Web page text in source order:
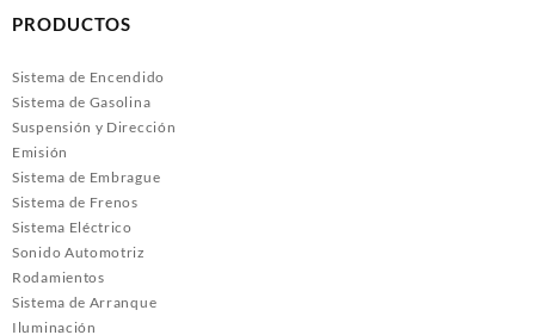
PRODUCTOS
Sistema de Encendido
Sistema de Gasolina
Suspensión y Dirección
Emisión
Sistema de Embrague
Sistema de Frenos
Sistema Eléctrico
Sonido Automotriz
Rodamientos
Sistema de Arranque
Iluminación